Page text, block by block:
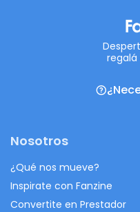
regalá
Nosotros
¿Qué nos mueve?
Inspirate con Fanzine
Convertite en Prestador